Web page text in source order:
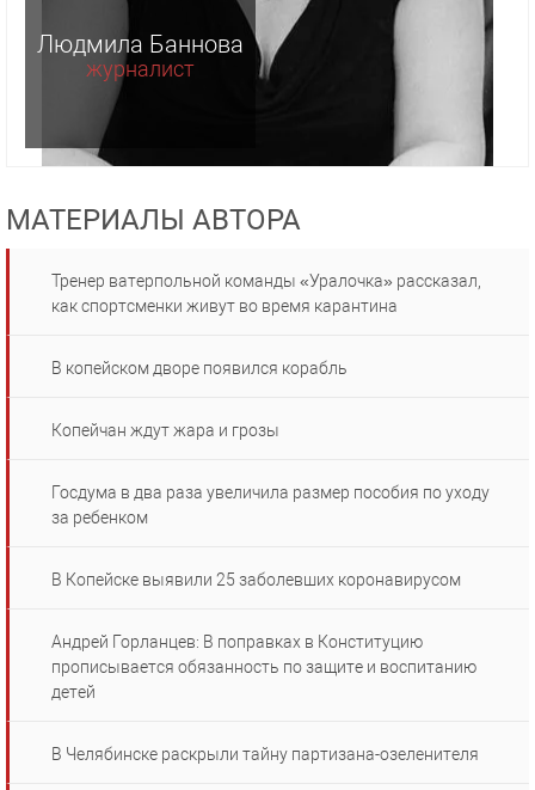
Людмила Баннова
журналист
МАТЕРИАЛЫ АВТОРА
Тренер ватерпольной команды «Уралочка» рассказал,
как спортсменки живут во время карантина
В копейском дворе появился корабль
Копейчан ждут жара и грозы
Госдума в два раза увеличила размер пособия по уходу
за ребенком
В Копейске выявили 25 заболевших коронавирусом
Андрей Горланцев: В поправках в Конституцию
прописывается обязанность по защите и воспитанию
детей
В Челябинске раскрыли тайну партизана-озеленителя